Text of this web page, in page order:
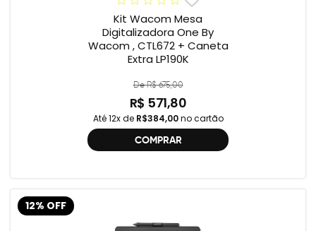
Kit Wacom Mesa
Digitalizadora One By
Wacom , CTL672 + Caneta
Extra LP190K
De R$ 675,00
R$ 571,80
Até 12x de R$384,00no cartão
COMPRAR
12% OFF